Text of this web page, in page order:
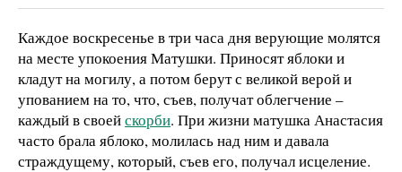
Каждое воскресенье в три часа дня верующие молятся
на месте упокоения Матушки. Приносят яблоки и
кладут на могилу, а потом берут с великой верой и
упованием на то, что, съев, получат облегчение –
каждый в своейскорби. При жизни матушка Анастасия
часто брала яблоко, молилась над ним и давала
страждущему, который, съев его, получал исцеление.